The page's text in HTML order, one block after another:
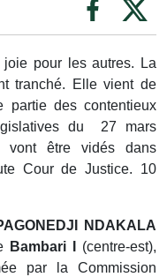
pour les autres. La
tranché. Elle vient de
des contentieux
du 27 mars
être vidés dans
Cour de Justice. 10
NDAKALA
Bambari I
(centre-est),
par la Commission